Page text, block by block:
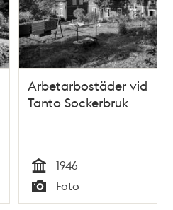
Arbetarbostäder vid
Tanto Sockerbruk
Tid
1946
Typ
Foto